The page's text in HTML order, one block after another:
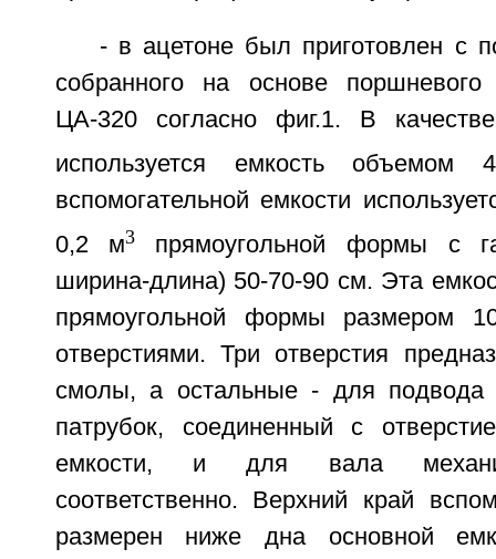
- в ацетоне был приготовлен с
собранного на основе поршневого
ЦА-320 согласно фиг.1. В
используется емкость
вспомогательной емкости
0,2 м3 прямоугольной формы с
ширина-длина) 50-70-90 см. Эта
прямоугольной формы размером
отверстиями. Три отверстия
смолы, а остальные - для подвода
патрубок, соединенный с
емкости, и для вала
соответственно. Верхний край
размерен ниже дна основной